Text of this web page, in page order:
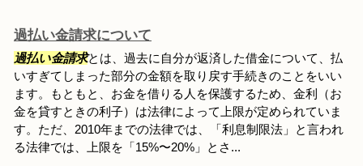
過払い金請求について
過払い金請求とは、過去に自分が返済した借金について、払
いすぎてしまった部分の金額を取り戻す手続きのことをいい
ます。もともと、お金を借りる人を保護するため、金利（お
金を貸すときの利子）は法律によって上限が定められていま
す。ただ、2010年までの法律では、「利息制限法」と言われ
る法律では、上限を「15%〜20%」とさ...